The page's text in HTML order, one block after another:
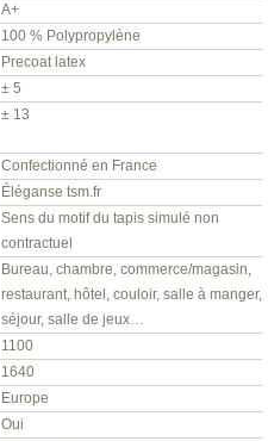
A+
100 % Polypropylène
Precoat latex
± 5
± 13
Confectionné en France
Éléganse tsm.fr
Sens du motif du tapis simulé non
contractuel
Bureau, chambre, commerce/magasin,
restaurant, hôtel, couloir, salle à manger,
séjour, salle de jeux…
1100
1640
Europe
Oui